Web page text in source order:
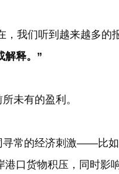
，我们听到越来越多的
解释。”
未有的盈利。
寻常的经济刺激——比
口货物积压，同时影